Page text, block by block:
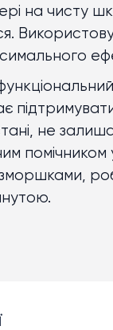
на чисту
не
помічником